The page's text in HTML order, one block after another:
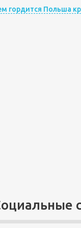
гордится Польша